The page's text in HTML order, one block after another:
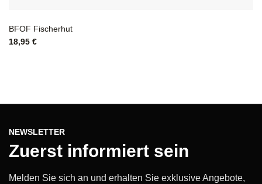
BFOF Fischerhut
18,95 €
NEWSLETTER
Zuerst informiert sein
Melden Sie sich an und erhalten Sie exklusive Angebote,